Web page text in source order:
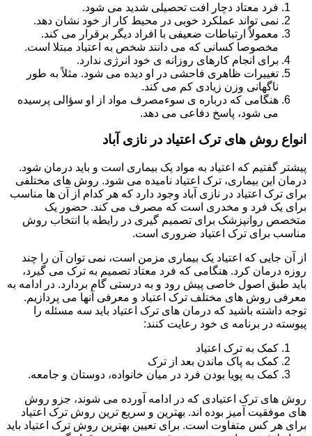
فرد معتاد دچار افت تحصیلی شدید می شود.
نمی تواند عملکرد خوبی در محیط کار از خود نشان دهد.
معمولاً ارتباطات ضعیفی با افراد دیگر برقرار می کند.
مخصوصا کسانی که می دانند شخص به اعتیاد مبتلا است.
برای انجام کارهای روزانه ی خود انرژی ندارد.
تغییرات ظاهری فاحشی در او دیده می شود. مثلاً به طور
ناگهانی وزن زیادی کم می کند.
هنگامی که درباره ی سوءمصرف مواد از او سؤالی پرسیده
می شود، پاسخ دفاعی می دهد.
انواع روش های ترک اعتیاد در نازی آباد
پیشتر گفتیم که اعتیاد به مواد یک بیماری است و باید درمان شود.
درمان این بیماری، ترک اعتیاد نامیده می شود. روش های مختلفی
برای ترک اعتیاد در نازی آباد وجود دارد که هر کدام از آن ها مناسب
برای یک فرد و مخدری است که مصرف می کند. حضور یک
متخصص روانپزشک برای تصمیم گیری در رابطه با انتخاب روش
مناسب برای ترک اعتیاد ضروری است.
از آن جایی که اعتیاد یک بیماری مزمن است، نمی توان آن را چند
روزه درمان کرد. هنگامی که فرد معتاد تصمیم به ترک می گیرد،
باید طبق اصول خاصی پیش رود و به درستی گام بردارد. در ادامه به
معرفی روش های مختلف ترک اعتیاد و معرفی آنها می پردازیم.
توجه داشته باشید که درمان های ترک اعتیاد باید سه مسئله را
پیوسته در برنامه ی خود رعایت کنند:
کمک به ترک اعتیاد
کمک به پاک ماندن بعد از ترک
کمک به پویا بودن فرد در میان خانواده، دوستان و جامعه.
روش های ترک اعتیادی که در ادامه آورده می شوند، جزو روش
های موفقیت آمیز بوده اند. بهترین و سریع ترین روش ترک اعتیاد
برای هر کس متفاوت است. برای تعیین بهترین روش ترک اعتیاد باید